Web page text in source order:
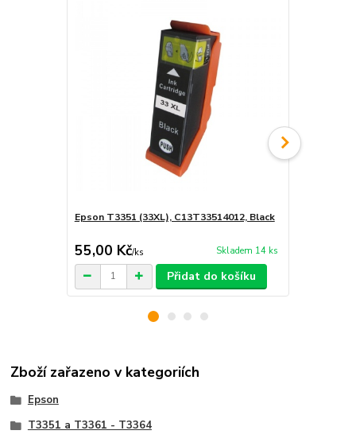
Epson T3351 (33XL), C13T33514012, Black
55,00 Kč/ks Skladem 14 ks
Přidat do košíku
Zboží zařazeno v kategoriích
Epson
T3351 a T3361 - T3364